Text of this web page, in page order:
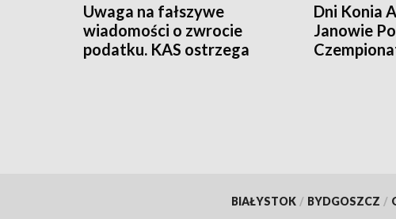
Uwaga na fałszywe
wiadomości o zwrocie
podatku. KAS ostrzega
Dni Konia
Janowie
BIAŁYSTOK / BYDGOSZCZ /